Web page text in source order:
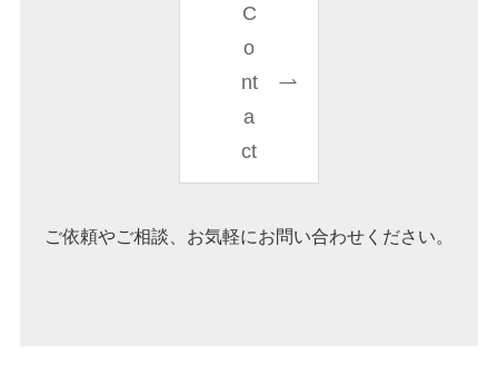
C
o
nt
a
ct
ご依頼やご相談、お気軽にお問い合わせください。